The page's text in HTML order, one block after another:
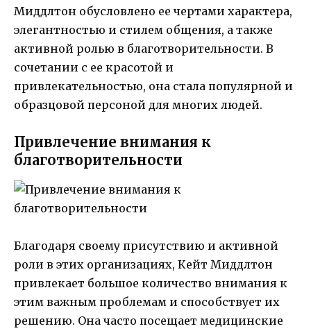
Миддлтон обусловлено ее чертами характера,
элегантностью и стилем общения, а также
активной ролью в благотворительности. В
сочетании с ее красотой и
привлекательностью, она стала популярной и
образцовой персоной для многих людей.
Привлечение внимания к
благотворительности
Благодаря своему присутствию и активной
роли в этих организациях, Кейт Миддлтон
привлекает большое количество внимания к
этим важным проблемам и способствует их
решению. Она часто посещает медицинские